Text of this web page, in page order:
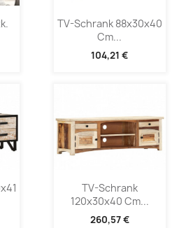
TV-Schrank 88x30x40
Cm...
104,21 €
TV-Schrank
120x30x40 Cm...
260,57 €